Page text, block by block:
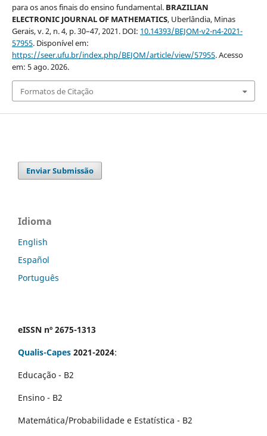
para os anos finais do ensino fundamental. BRAZILIAN
ELECTRONIC JOURNAL OF MATHEMATICS, Uberlândia, Minas
Gerais, v. 2, n. 4, p. 30–47, 2021. DOI: 10.14393/BEJOM-v2-n4-2021-
57955. Disponível em:
https://seer.ufu.br/index.php/BEJOM/article/view/57955. Acesso
em: 5 ago. 2026.
Formatos de Citação
Enviar Submissão
Idioma
English
Español
Português
eISSN nº 2675-1313
Qualis-Capes 2021-2024:
Educação - B2
Ensino - B2
Matemática/Probabilidade e Estatística - B2